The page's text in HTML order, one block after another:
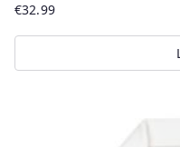
€32.99